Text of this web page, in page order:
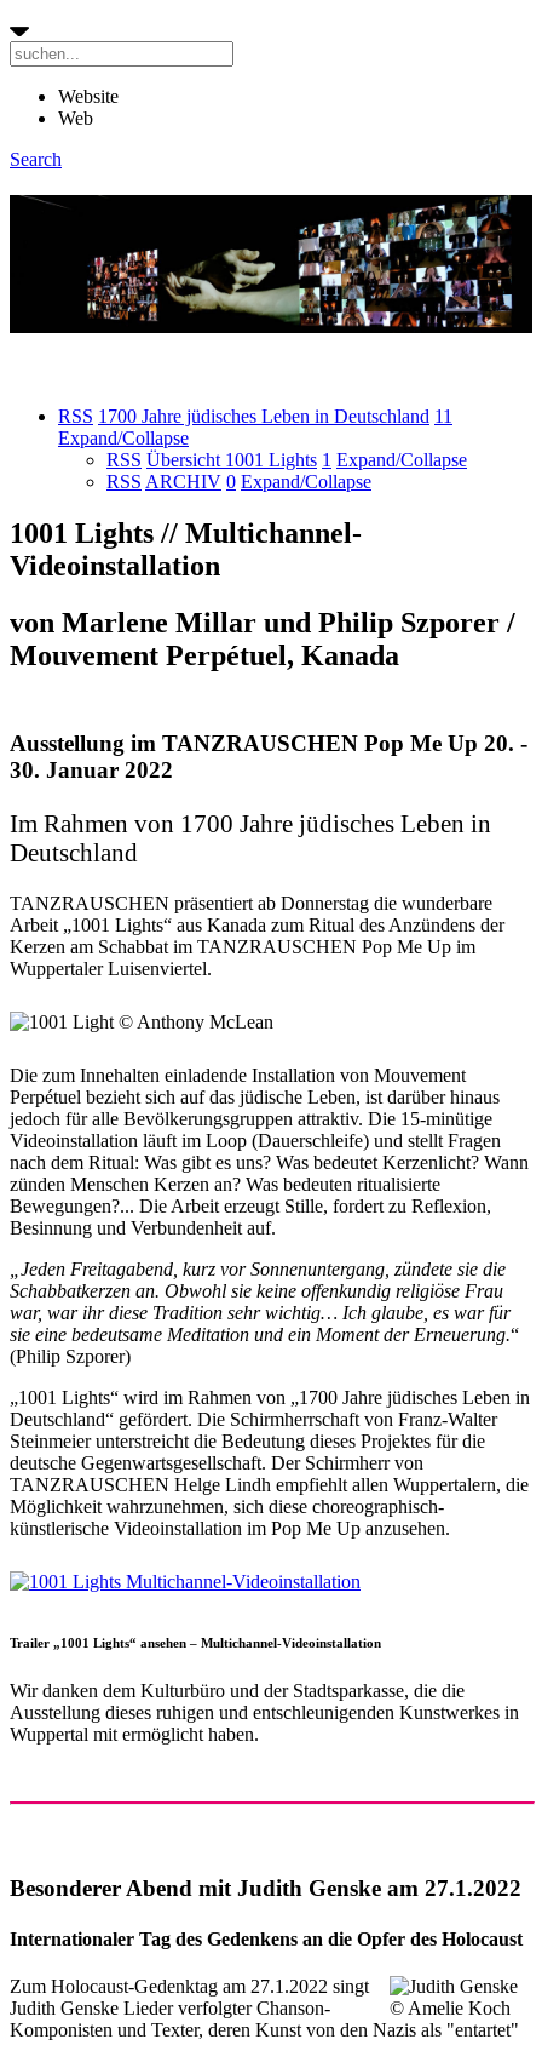
Website
Web
Search
RSS 1700 Jahre jüdisches Leben in Deutschland 11
Expand/Collapse
RSS Übersicht 1001 Lights 1 Expand/Collapse
RSS ARCHIV 0 Expand/Collapse
1001 Lights // Multichannel-
Videoinstallation
von Marlene Millar und Philip Szporer /
Mouvement Perpétuel, Kanada
Ausstellung im TANZRAUSCHEN Pop Me Up 20. -
30. Januar 2022
Im Rahmen von 1700 Jahre jüdisches Leben in
Deutschland
TANZRAUSCHEN präsentiert ab Donnerstag die wunderbare
Arbeit „1001 Lights“ aus Kanada zum Ritual des Anzündens der
Kerzen am Schabbat im TANZRAUSCHEN Pop Me Up im
Wuppertaler Luisenviertel.
Die zum Innehalten einladende Installation von Mouvement
Perpétuel bezieht sich auf das jüdische Leben, ist darüber hinaus
jedoch für alle Bevölkerungsgruppen attraktiv. Die 15-minütige
Videoinstallation läuft im Loop (Dauerschleife) und stellt Fragen
nach dem Ritual: Was gibt es uns? Was bedeutet Kerzenlicht? Wann
zünden Menschen Kerzen an? Was bedeuten ritualisierte
Bewegungen?... Die Arbeit erzeugt Stille, fordert zu Reflexion,
Besinnung und Verbundenheit auf.
„Jeden Freitagabend, kurz vor Sonnenuntergang, zündete sie die
Schabbatkerzen an. Obwohl sie keine offenkundig religiöse Frau
war, war ihr diese Tradition sehr wichtig… Ich glaube, es war für
sie eine bedeutsame Meditation und ein Moment der Erneuerung.“
(Philip Szporer)
„1001 Lights“ wird im Rahmen von „1700 Jahre jüdisches Leben in
Deutschland“ gefördert. Die Schirmherrschaft von Franz-Walter
Steinmeier unterstreicht die Bedeutung dieses Projektes für die
deutsche Gegenwartsgesellschaft. Der Schirmherr von
TANZRAUSCHEN Helge Lindh empfiehlt allen Wuppertalern, die
Möglichkeit wahrzunehmen, sich diese choreographisch-
künstlerische Videoinstallation im Pop Me Up anzusehen.
Trailer „1001 Lights“ ansehen – Multichannel-Videoinstallation
Wir danken dem Kulturbüro und der Stadtsparkasse, die die
Ausstellung dieses ruhigen und entschleunigenden Kunstwerkes in
Wuppertal mit ermöglicht haben.
Besonderer Abend mit Judith Genske am 27.1.2022
Internationaler Tag des Gedenkens an die Opfer des Holocaust
Zum Holocaust-Gedenktag am 27.1.2022 singt
Judith Genske Lieder verfolgter Chanson-
Komponisten und Texter, deren Kunst von den Nazis als "entartet"